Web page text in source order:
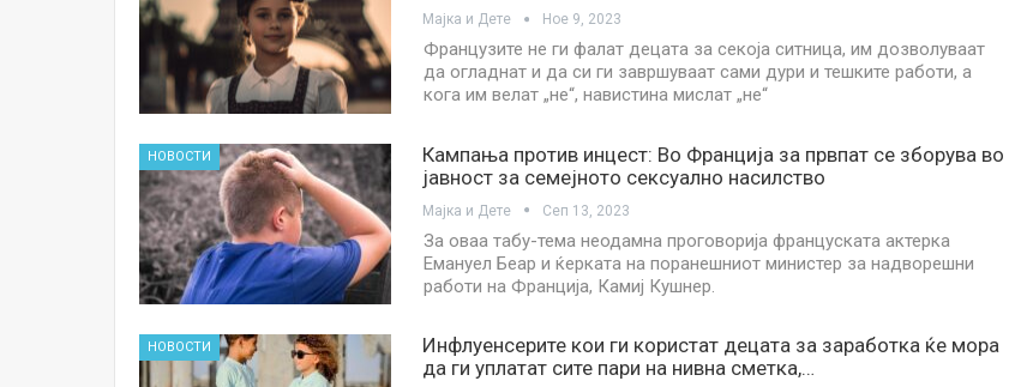
Мајка и Дете Ное 9, 2023
Французите не ги фалат децата за секоја ситница, им дозволуваат
да огладнат и да си ги завршуваат сами дури и тешките работи, а
кога им велат „не“, навистина мислат „не“
НОВОСТИ
Кампања против инцест: Во Франција за првпат се зборува во
јавност за семејното сексуално насилство
Мајка и Дете Сеп 13, 2023
За оваа табу-тема неодамна проговорија француската актерка
Емануел Беар и ќерката на поранешниот министер за надворешни
работи на Франција, Камиј Кушнер.
НОВОСТИ
Инфлуенсерите кои ги користат децата за заработка ќе мора
да ги уплатат сите пари на нивна сметка,…
Финците вложија милион евра во
кал, за посилен имунитет на децата
Јул 23, 2026